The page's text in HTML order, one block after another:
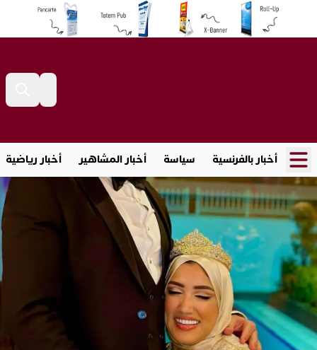
أخبار بالفرنسية سياسة أخبار المشاهير أخبار رياضية